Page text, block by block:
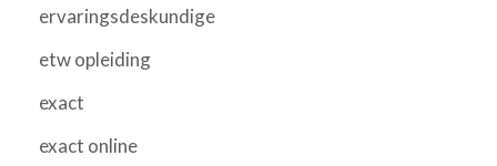
ervaringsdeskundige
etw opleiding
exact
exact online